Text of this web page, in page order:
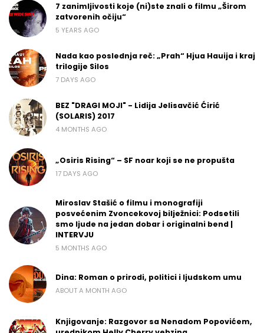
7 zanimljivosti koje (ni)ste znali o filmu „Širom
zatvorenih očiju“
5 YEARS AGO
Nada kao poslednja reč: „Prah“ Hjua Hauija i kraj
trilogije Silos
7 DAYS AGO
BEZ "DRAGI MOJI" - Lidija Jelisavčić Ćirić
(SOLARIS) 2017
4 MONTHS AGO
„Osiris Rising“ – SF noar koji se ne propušta
17 DAYS AGO
Miroslav Stašić o filmu i monografiji
posvećenim Zvoncekovoj bilježnici: Podsetili
smo ljude na jedan dobar i originalni bend |
INTERVJU
5 MONTHS AGO
Dina: Roman o prirodi, politici i ljudskom umu
ABOUT A MONTH AGO
Knjigovanje: Razgovor sa Nenadom Popovićem,